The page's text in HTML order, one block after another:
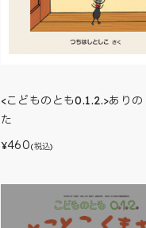
<こどものとも0.1.2.>あり
た
¥460(税込)